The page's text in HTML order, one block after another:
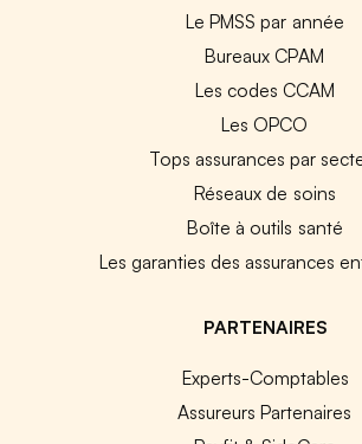
Le PMSS par année
Bureaux CPAM
Les codes CCAM
Les OPCO
Tops assurances par
Réseaux de soins
Boîte à outils santé
Les garanties des assurances
PARTENAIRES
Experts-Comptables
Assureurs Partenaires